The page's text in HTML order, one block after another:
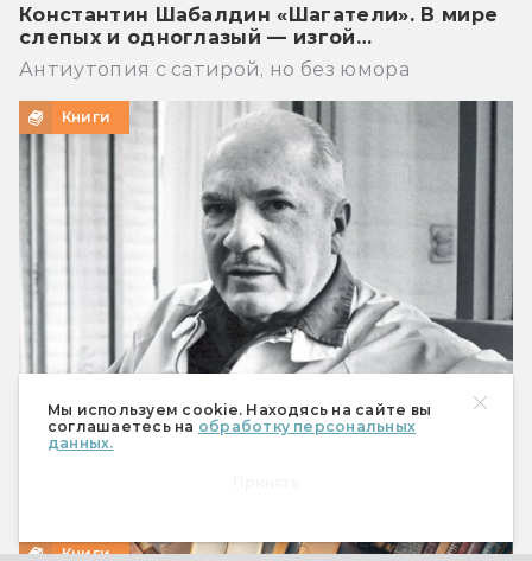
Мы используем cookie. Находясь на сайте вы
соглашаетесь на обработку персональных
данных.
Константин Шабалдин «Шагатели». В мире
слепых и одноглазый — изгой…
Антиутопия с сатирой, но без юмора
Книги
Что предсказал Роберт Хайнлайн
Книги